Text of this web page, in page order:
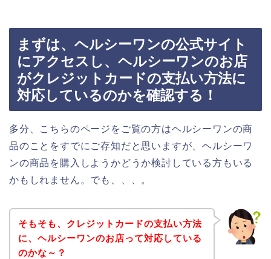
まずは、ヘルシーワンの公式サイト
にアクセスし、ヘルシーワンのお店
がクレジットカードの支払い方法に
対応しているのかを確認する！
多分、こちらのページをご覧の方はヘルシーワンの商
品のことをすでにご存知だと思いますが、ヘルシーワ
ンの商品を購入しようかどうか検討している方もいる
かもしれません。でも、、、。
そもそも、クレジットカードの支払い方法
に、ヘルシーワンのお店って対応している
のかな～？